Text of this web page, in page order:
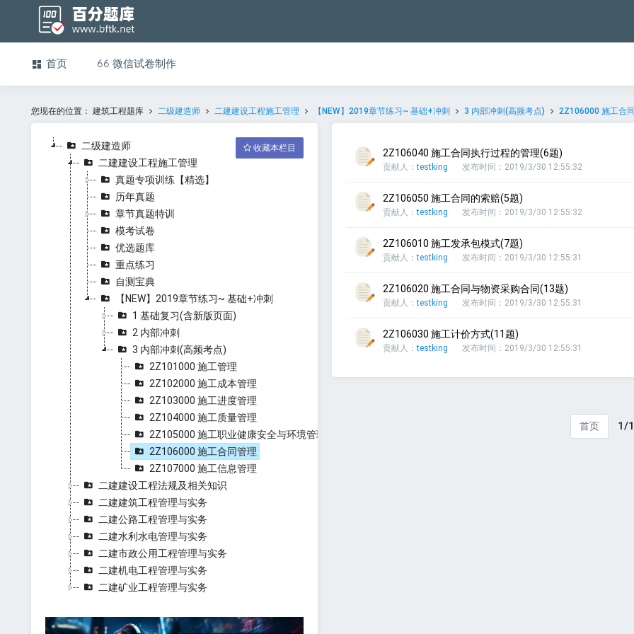
首页 微信试卷制作
您现在的位置： 建筑工程题库 二级建造师 二建建设工程施工管理 【NEW】2019章节练习~ 基础+冲刺 3 内部冲刺(高频考点) 2Z106000 施工合
收藏本栏目
二级建造师
二建建设工程施工管理
真题专项训练【精选】
历年真题
章节真题特训
模考试卷
优选题库
重点练习
自测宝典
【NEW】2019章节练习~ 基础+冲刺
1 基础复习(含新版页面)
2 内部冲刺
3 内部冲刺(高频考点)
2Z101000 施工管理
2Z102000 施工成本管理
2Z103000 施工进度管理
2Z104000 施工质量管理
2Z105000 施工职业健康安全与环境管理
2Z106000 施工合同管理
2Z107000 施工信息管理
二建建设工程法规及相关知识
二建建筑工程管理与实务
二建公路工程管理与实务
二建水利水电管理与实务
二建市政公用工程管理与实务
二建机电工程管理与实务
二建矿业工程管理与实务
2Z106040 施工合同执行过程的管理(6题)
贡献人：testking 发布时间：2019/3/30 12:55:32
2Z106050 施工合同的索赔(5题)
贡献人：testking 发布时间：2019/3/30 12:55:32
2Z106010 施工发承包模式(7题)
贡献人：testking 发布时间：2019/3/30 12:55:31
2Z106020 施工合同与物资采购合同(13题)
贡献人：testking 发布时间：2019/3/30 12:55:31
2Z106030 施工计价方式(11题)
贡献人：testking 发布时间：2019/3/30 12:55:31
首页 1/